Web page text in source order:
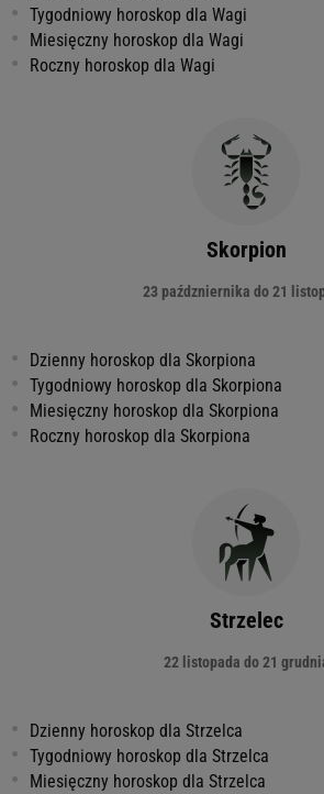
Tygodniowy horoskop dla Wagi
Miesięczny horoskop dla Wagi
Roczny horoskop dla Wagi
Skorpion
23 paźdzniernika do 21
Dzienny horoskop dla Skorpiona
Tygodniowy horoskop dla Skorpiona
Miesięczny horoskop dla Skorpiona
Roczny horoskop dla Skorpiona
Strzelec
22 listopada do 21
Dzienny horoskop dla Strzelca
Tygodniowy horoskop dla Strzelca
Miesięczny horoskop dla Strzelca